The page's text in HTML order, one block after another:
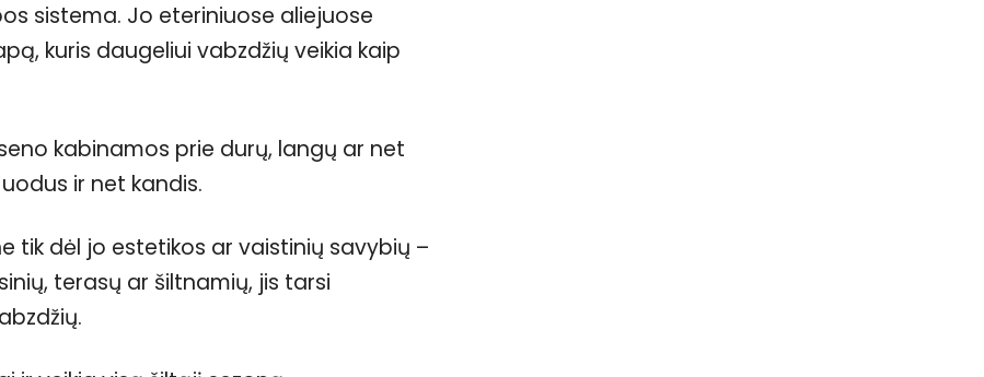
sistema. Jo eteriniuose aliejuose
kuris daugeliui vabzdžių veikia kaip
kabinamos prie durų, langų ar net
ir net kandis.
tik dėl jo estetikos ar vaistinių savybių –
terasų ar šiltnamių, jis tarsi